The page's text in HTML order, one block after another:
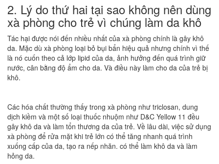
2. Lý do thứ hai tại sao không nên dùng
xà phòng cho trẻ vì chúng làm da khô
Tác hại được nói đến nhiều nhất của xà phòng chính là gây khô
da. Mặc dù xà phòng loại bỏ bụi bẩn hiệu quả nhưng chính vì thế
là nó cuốn theo cả lớp lipid của da, ảnh hưởng đến quá trình giữ
nước, cân bằng độ ẩm cho da. Và điều này làm cho da của trẻ bị
khô.
Các hóa chất thường thấy trong xà phòng như triclosan, dung
dịch kiềm và một số loại thuốc nhuộm như D&C Yellow 11 đều
gây khô da và làm tổn thương da của trẻ. Về lâu dài, việc sử dụng
xà phòng để rửa mặt khi trẻ lớn có thể tăng nhanh quá trình
xuống cấp của da, tạo ra nếp nhăn. có thể làm khô da và làm
hỏng da.